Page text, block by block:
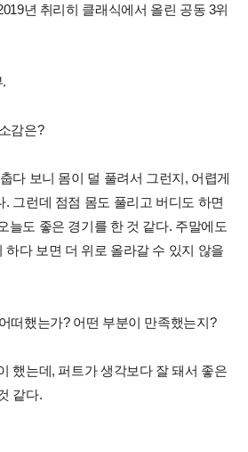
년 취리히 클래식에서 올린 공동 3위
감은?
다 보니 몸이 덜 풀려서 그런지, 어렵게
. 그런데 점점 몸도 풀리고 버디도 하면
늘도 좋은 경기를 한 것 같다. 주말에도
하다 보면 더 위로 올라갈 수 있지 않을
떠했는가? 어떤 부분이 만족했는지?
했는데, 퍼트가 생각보다 잘 돼서 좋은
같다.